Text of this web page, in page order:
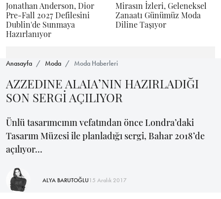
Jonathan Anderson, Dior
Pre-Fall 2027 Defilesini
Dublin'de Sunmaya
Hazırlanıyor
Mirasın İzleri, Geleneksel
Zanaatı Günümüz Moda
Diline Taşıyor
Anasayfa Moda Moda Haberleri
AZZEDINE ALAIA’NIN HAZIRLADIĞI
SON SERGİ AÇILIYOR
Ünlü tasarımcının vefatından önce Londra’daki
Tasarım Müzesi ile planladığı sergi, Bahar 2018’de
açılıyor…
ALYA BARUTOĞLU15 Aralık 2017